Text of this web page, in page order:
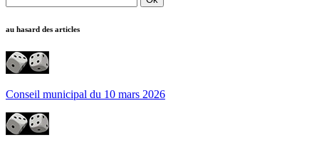
au hasard des articles
Conseil municipal du 10 mars 2026